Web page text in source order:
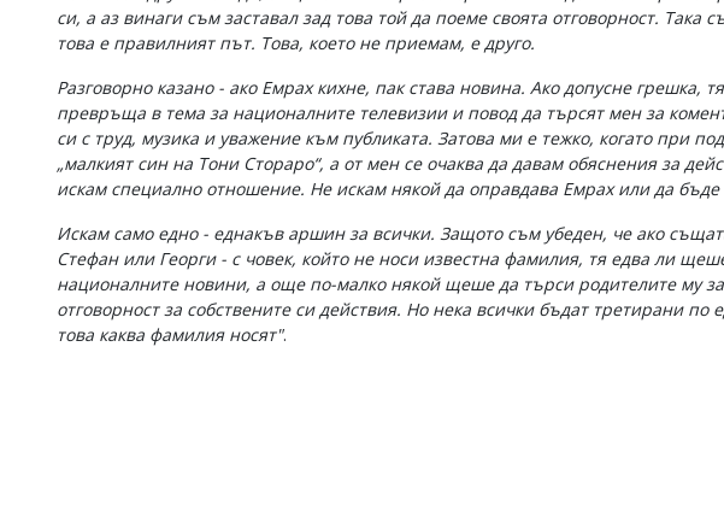
си, а аз винаги съм заставал зад това той да поеме своята отговорност. Така
това е правилният път. Това, което не приемам, е друго.
Разговорно казано - ако Емрах кихне, пак става новина. Ако допусне грешка,
превръща в тема за националните телевизии и повод да търсят мен за
си с труд, музика и уважение към публиката. Затова ми е тежко, когато при
„малкият син на Тони Стораро“, а от мен се очаква да давам обяснения за
искам специално отношение. Не искам някой да оправдава Емрах или да бъде
Искам само едно - еднакъв аршин за всички. Защото съм убеден, че ако
Стефан или Георги - с човек, който не носи известна фамилия, тя едва ли
националните новини, а още по-малко някой щеше да търси родителите му
отговорност за собствените си действия. Но нека всички бъдат третирани
това каква фамилия носят".